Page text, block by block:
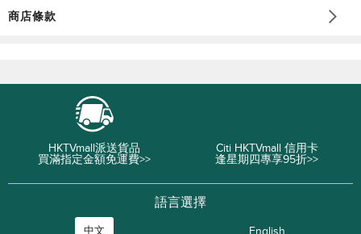
商店條款
HKTVmall派送貨品
買滿指定金額免運費>>
Citi HKTVmall 信用卡
逢星期四專享95折>>
語言選擇
中文